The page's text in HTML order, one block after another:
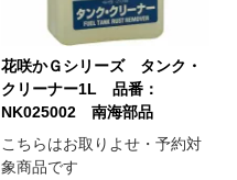
花咲かＧシリーズ タンク・
クリーナー1L 品番：
NK025002 南海部品
こちらはお取りよせ・予約対
象商品です